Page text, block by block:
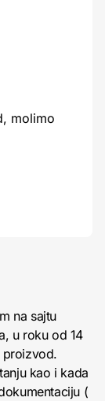
molimo
na sajtu
u roku od 14
proizvod.
kao i kada
(